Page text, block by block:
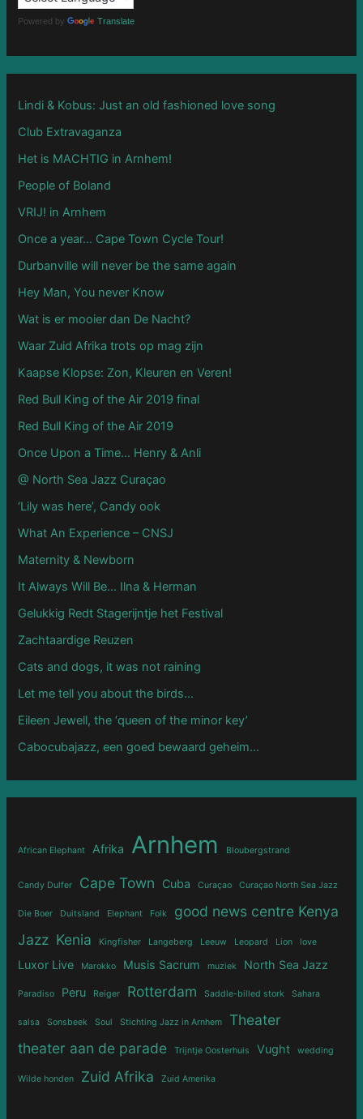
o
Powered by Translate
Lindi & Kobus: Just an old fashioned love song
Club Extravaganza
Het is MACHTIG in Arnhem!
People of Boland
VRIJ! in Arnhem
Once a year… Cape Town Cycle Tour!
Durbanville will never be the same again
Hey Man, You never Know
Wat is er mooier dan De Nacht?
Waar Zuid Afrika trots op mag zijn
Kaapse Klopse: Zon, Kleuren en Veren!
Red Bull King of the Air 2019 final
Red Bull King of the Air 2019
Once Upon a Time… Henry & Anli
@ North Sea Jazz Curaçao
‘Lily was here’, Candy ook
What An Experience – CNSJ
Maternity & Newborn
It Always Will Be… Ilna & Herman
Gelukkig Redt Stagerijntje het Festival
Zachtaardige Reuzen
Cats and dogs, it was not raining
Let me tell you about the birds…
Eileen Jewell, the ‘queen of the minor key’
Cabocubajazz, een goed bewaard geheim…
African Elephant Afrika Arnhem Bloubergstrand
Candy Dulfer Cape Town Cuba Curaçao Curaçao North Sea Jazz
Die Boer Duitsland Elephant Folk
good news centre Kenya
Jazz Kenia Kingfisher Langeberg Leeuw Leopard Lion love
Luxor Live Marokko Musis Sacrum muziek North Sea Jazz
Paradiso Peru Reiger Rotterdam Saddle-billed stork Sahara
salsa Sonsbeek Soul Stichting Jazz in Arnhem
Theater
theater aan de parade
Trijntje Oosterhuis Vught wedding
Wilde honden Zuid Afrika Zuid Amerika